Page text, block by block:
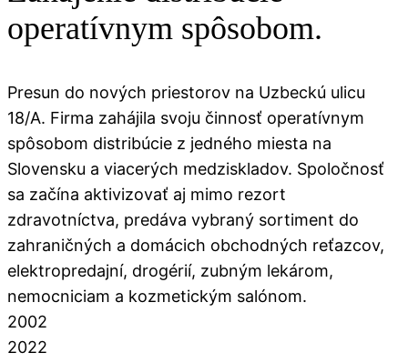
operatívnym spôsobom.
Presun do nových priestorov na Uzbeckú ulicu
18/A. Firma zahájila svoju činnosť operatívnym
spôsobom distribúcie z jedného miesta na
Slovensku a viacerých medziskladov. Spoločnosť
sa začína aktivizovať aj mimo rezort
zdravotníctva, predáva vybraný sortiment do
zahraničných a domácich obchodných reťazcov,
elektropredajní, drogérií, zubným lekárom,
nemocniciam a kozmetickým salónom.
2002
2022